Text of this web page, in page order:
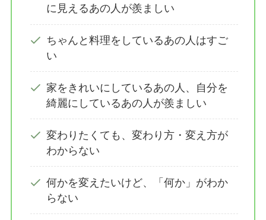
に見えるあの人が羨ましい
ちゃんと料理をしているあの人はすご
い
家をきれいにしているあの人、自分を
綺麗にしているあの人が羨ましい
変わりたくても、変わり方・変え方が
わからない
何かを変えたいけど、「何か」がわか
らない